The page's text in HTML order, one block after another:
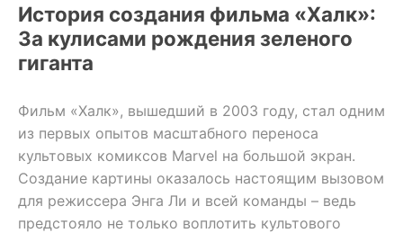
История создания фильма «Халк»:
За кулисами рождения зеленого
гиганта
Фильм «Халк», вышедший в 2003 году, стал одним
из первых опытов масштабного переноса
культовых комиксов Marvel на большой экран.
Создание картины оказалось настоящим вызовом
для режиссера Энга Ли и всей команды – ведь
предстояло не только воплотить культового